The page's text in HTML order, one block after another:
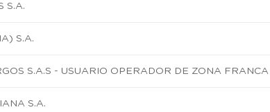
S.A.
S.A.
S.A.S - USUARIO OPERADOR DE ZONA FRANCA
S.A.